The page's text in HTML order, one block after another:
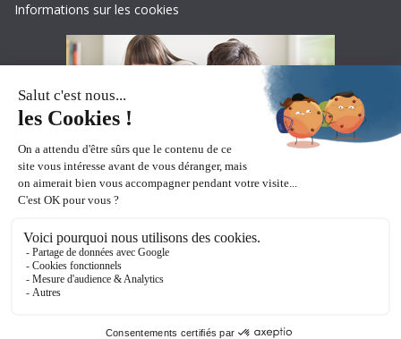
Informations sur les cookies
Copyright © 2026 Ceciaa . All rights reserved.